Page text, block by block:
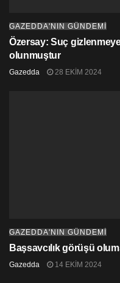
GAZEDDA'NIN GÜNDEMİ
Özersay: Suç
olunmuştur
Gazedda 28 EKIM 2024
GAZEDDA'NIN GÜNDEMİ
Başsavcılık görüşü
Gazedda 14 EKIM 2024